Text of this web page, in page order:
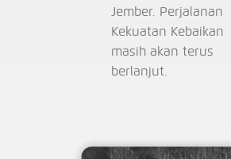
Jember. Perjalanan
Kekuatan Kebaikan
masih akan terus
berlanjut.